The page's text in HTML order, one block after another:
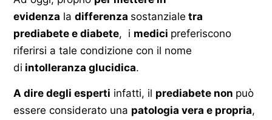
evidenza la differenza sostanziale tra
prediabete e diabete, i medici preferiscono
riferirsi a tale condizione con il nome
di intolleranza glucidica.
A dire degli esperti infatti, il prediabete non può
essere considerato una patologia vera e propria,